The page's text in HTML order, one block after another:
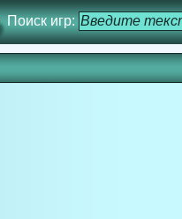
Поиск игр: